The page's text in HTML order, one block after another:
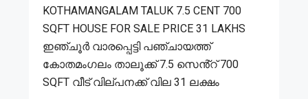
KOTHAMANGALAM TALUK 7.5 CENT 700
SQFT HOUSE FOR SALE PRICE 31 LAKHS
ഇഞ്ചൂർ വാരപ്പെട്ടി പഞ്ചായത്ത്
കോതമംഗലം താലൂക്ക് 7.5 സെൻ്റ് 700
SQFT വീട് വില്പനക്ക് വില 31 ലക്ഷം